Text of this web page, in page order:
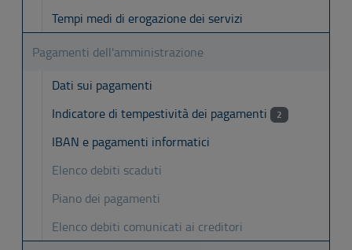
Tempi medi di erogazione dei servizi
Pagamenti dell'amministrazione
Dati sui pagamenti
Indicatore di tempestività dei pagamenti
2
IBAN e pagamenti informatici
Elenco debiti scaduti
Piano dei pagamenti
Elenco debiti comunicati ai creditori